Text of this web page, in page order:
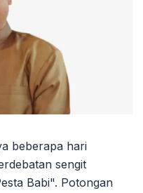
beberapa hari
sengit
Babi". Potongan